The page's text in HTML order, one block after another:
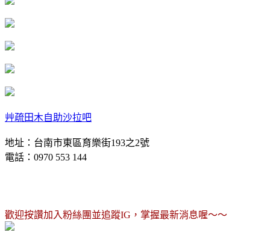
艸疏田木自助沙拉吧
地址：台南市東區育樂街193之2號
電話：0970 553 144
歡迎按讚加入粉絲團並追蹤IG，掌握最新消息喔～～